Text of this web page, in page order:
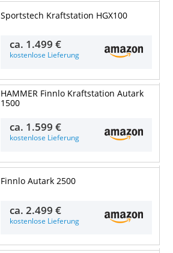
Sportstech Kraftstation HGX100
ca. 1.499 €
kostenlose Lieferung
HAMMER Finnlo Kraftstation Autark
1500
ca. 1.599 €
kostenlose Lieferung
Finnlo Autark 2500
ca.2.499 €
kostenlose Lieferung